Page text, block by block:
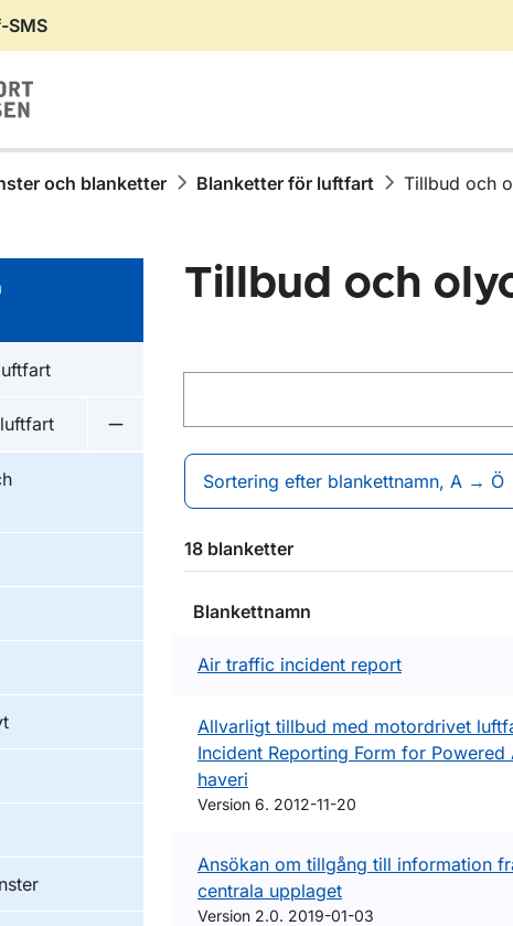
SMS
och blanketter Blanketter för luftfart Tillbud och
Tillbud och
Sortering efter blankettnamn, A → Ö
18 blanketter
Blankettnamn
Air traffic incident report
Allvarligt tillbud med motordrivet
Incident Reporting Form for
haveri
Version 6. 2012-11-20
Ansökan om tillgång till information
centrala upplaget
Version 2.0. 2019-01-03